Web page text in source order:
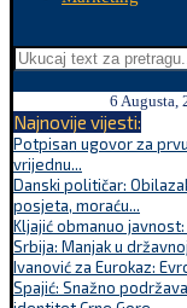
6 Augusta,
Najnovije vijesti:
Potpisan ugovor za
vrijednu...
Danski političar:
posjeta, moraću...
Kljajić obmanuo
Srbija: Manjak u
Ivanović za Eurokaz:
Spajić: Snažno